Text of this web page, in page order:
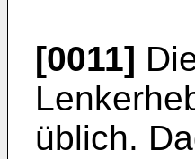
[0011]
üblich.